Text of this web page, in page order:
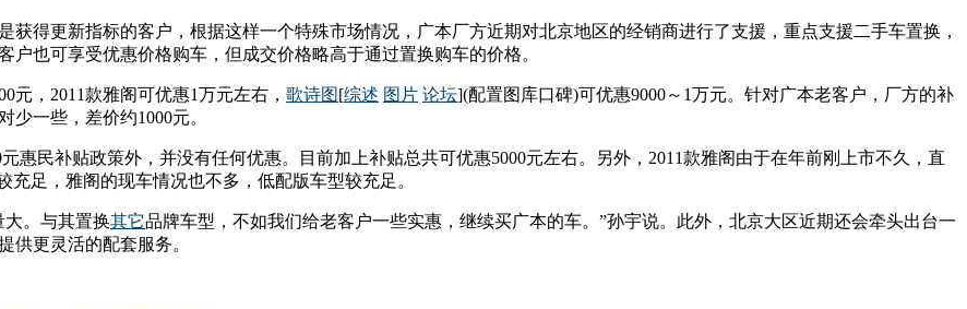
获得更新指标的客户，根据这样一个特殊市场情况，广本厂方近期对北京地区的经销商进行了支援，重点支援二手车置换，
也可享受优惠价格购车，但成交价格略高于通过置换购车的价格。
元，2011款雅阁可优惠1万元左右， 歌诗图[综述 图片 论坛](配置图库口碑)可优惠9000～1万元。针对广本老客户，厂方的补
少一些，差价约1000元。
惠民补贴政策外，并没有任何优惠。目前加上补贴总共可优惠5000元左右。另外，2011款雅阁由于在年前刚上市不久，直
足，雅阁的现车情况也不多，低配版车型较充足。
。与其置换其它品牌车型，不如我们给老客户一些实惠，继续买广本的车。”孙宇说。此外，北京大区近期还会牵头出台一
供更灵活的配套服务。